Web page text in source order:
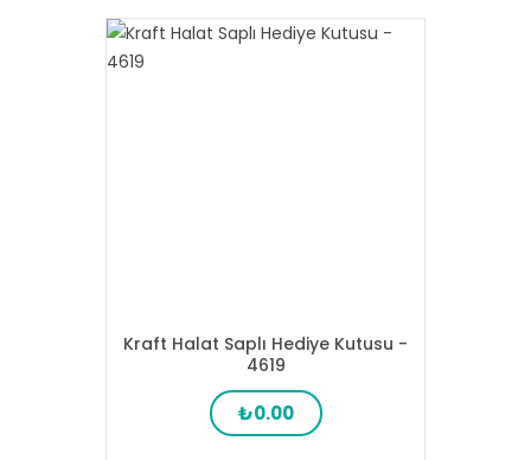
Kraft Halat Saplı Hediye Kutusu -
4619
₺0.00